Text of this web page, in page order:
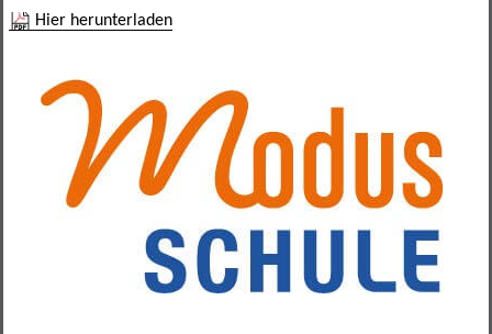
SMV
Verbindungslehrer
Hier herunterladen